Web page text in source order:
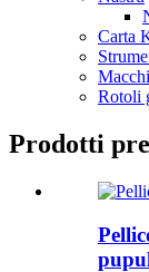
Carta
Rotoli
Prodotti